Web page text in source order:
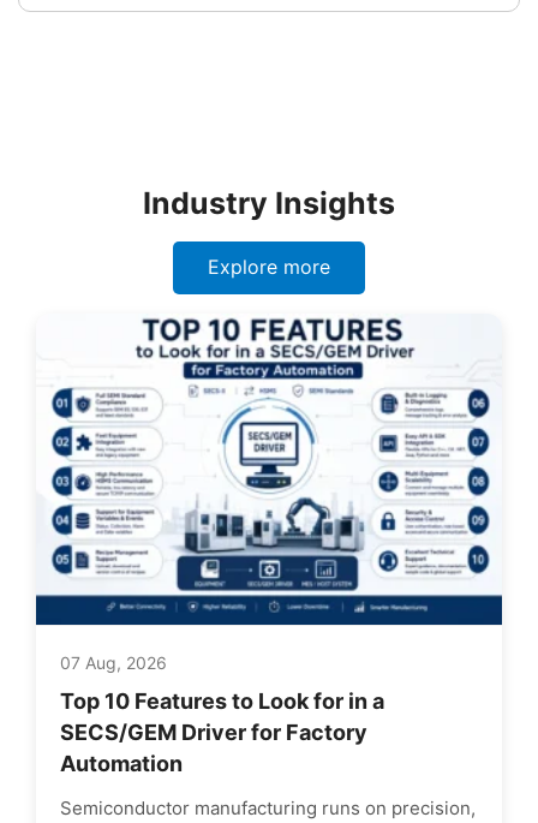
Industry Insights
Explore more
07 Aug, 2026
Top 10 Features to Look for in a
SECS/GEM Driver for Factory
Automation
Semiconductor manufacturing runs on precision,